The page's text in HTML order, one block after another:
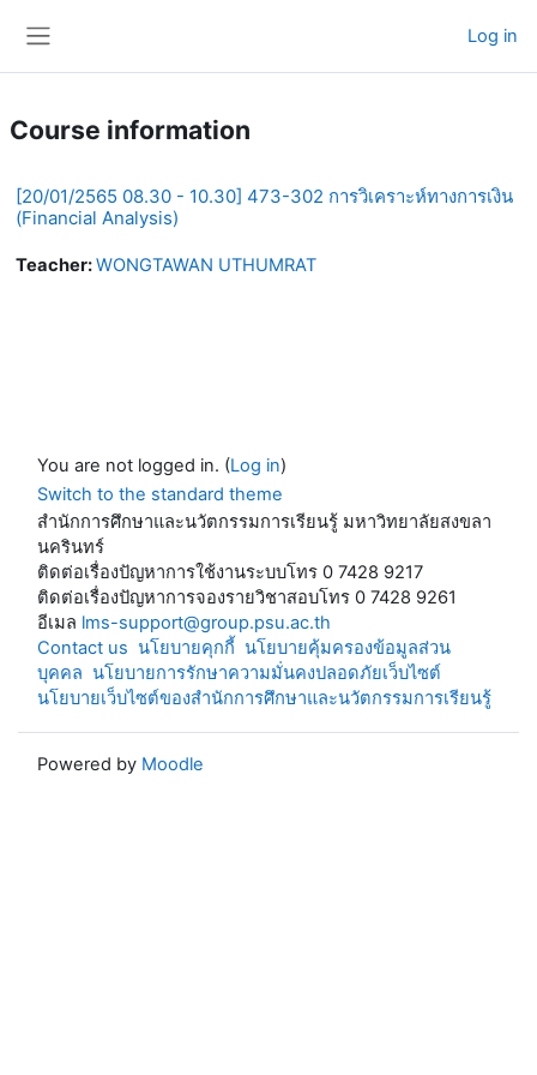
Log in
Course information
[20/01/2565 08.30 - 10.30] 473-302 การวิเคราะห์ทางการเงิน
(Financial Analysis)
Teacher:WONGTAWAN UTHUMRAT
You are not logged in. (Log in)
Switch to the standard theme
สำนักการศึกษาและนวัตกรรมการเรียนรู้ มหาวิทยาลัยสงขลา
นครินทร์
ติดต่อเรื่องปัญหาการใช้งานระบบโทร 0 7428 9217
ติดต่อเรื่องปัญหาการจองรายวิชาสอบโทร 0 7428 9261
อีเมล lms-support@group.psu.ac.th
Contact us นโยบายคุกกี้ นโยบายคุ้มครองข้อมูลส่วน
บุคคล นโยบายการรักษาความมั่นคงปลอดภัยเว็บไซต์
นโยบายเว็บไซต์ของสำนักการศึกษาและนวัตกรรมการเรียนรู้
Powered by Moodle